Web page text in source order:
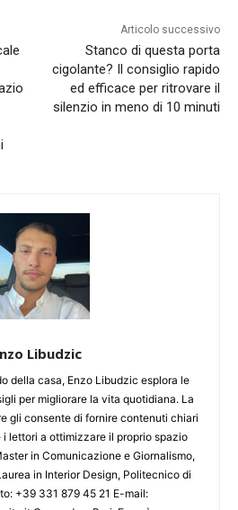
Articolo successivo
Stanco di questa porta
cigolante? Il consiglio rapido
ed efficace per ritrovare il
silenzio in meno di 10 minuti
Libudzic
della casa, Enzo Libudzic esplora le
per migliorare la vita quotidiana. La
gli consente di fornire contenuti chiari
lettori a ottimizzare il proprio spazio
in Comunicazione e Giornalismo,
in Interior Design, Politecnico di
+39 331 879 45 21 E-mail: